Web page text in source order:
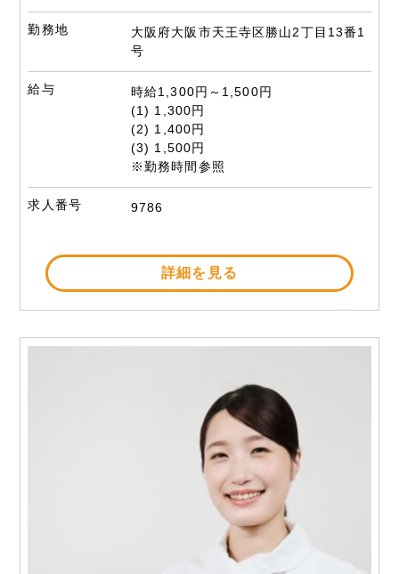
勤務地
大阪府大阪市天王寺区勝山2丁目13番1
号
給与
時給1,300円～1,500円
(1) 1,300円
(2) 1,400円
(3) 1,500円
※勤務時間参照
求人番号 9786
詳細を見る